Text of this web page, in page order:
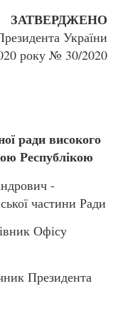
ЗАТВЕРДЖЕНО
України
року № 30/2020
ради високого
Республікою
-
частини Ради
Офісу
Президента